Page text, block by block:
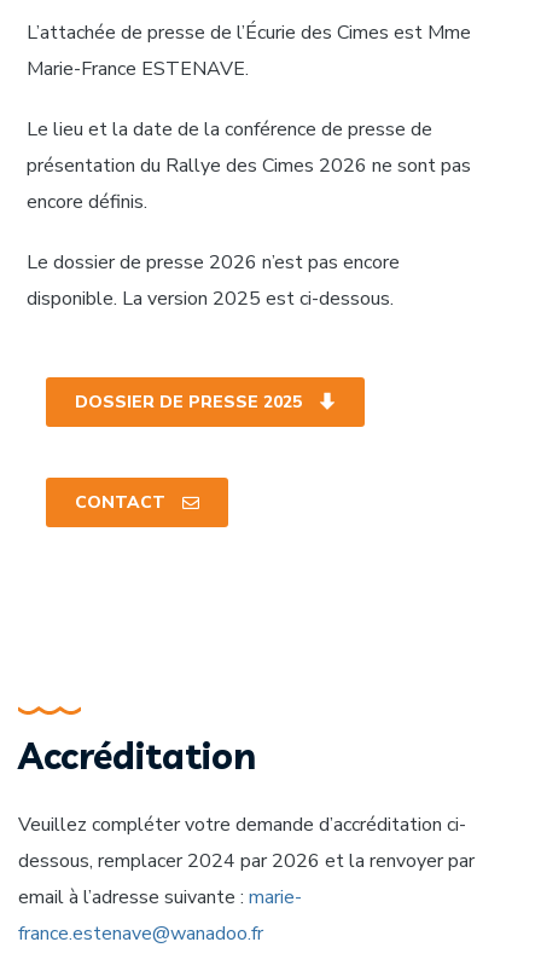
L’attachée de presse de l’Écurie des Cimes est Mme
Marie-France ESTENAVE.
Le lieu et la date de la conférence de presse de
présentation du Rallye des Cimes 2026 ne sont pas
encore définis.
Le dossier de presse 2026 n’est pas encore
disponible. La version 2025 est ci-dessous.
DOSSIER DE PRESSE 2025
CONTACT
Accréditation
Veuillez compléter votre demande d’accréditation ci-
dessous, remplacer 2024 par 2026 et la renvoyer par
email à l’adresse suivante : marie-
france.estenave@wanadoo.fr